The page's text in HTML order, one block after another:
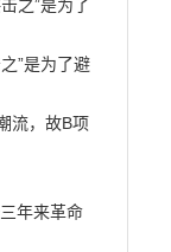
之”是为了
”是为了避
流，故B项
年来革命